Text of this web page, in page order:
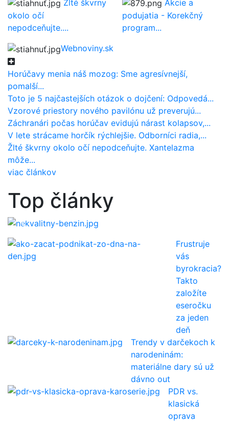
Žlté škvrny
okolo očí
nepodceňujte....
Akcie a
podujatia - Korekčný
program...
Webnoviny.sk
Horúčavy menia náš mozog: Sme agresívnejší,
pomalší...
Toto je 5 najčastejších otázok o dojčení: Odpovedá...
Vzorové priestory nového pavilónu už preverujú...
Záchranári počas horúčav evidujú nárast kolapsov,...
V lete strácame horčík rýchlejšie. Odborníci radia,...
Žlté škvrny okolo očí nepodceňujte. Xantelazma
môže...
viac článkov
Top články
Viete, ako spoznať, že ste natankovali
nekvalitný benzín?
Predošlý
Frustruje
vás
byrokracia?
Takto
založíte
eseročku
za jeden
deň
Trendy v darčekoch k
narodeninám:
materiálne dary sú už
dávno out
PDR vs.
klasická
oprava